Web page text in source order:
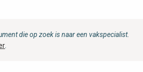
die op zoek is naar een vakspecialist.